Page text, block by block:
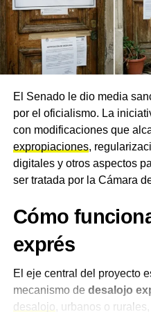
Lionel Messise encuentra
regresó tras pasar unos
luego de la final del
se expresó públicamente
El Senado le dio media
por el oficialismo. La
con modificaciones que
expropiaciones,
digitales y otros aspectos
ser tratada por la Cámara
Cómo
exprés
El eje central del proyecto
mecanismo de desalojo
desalojo , urbanos o